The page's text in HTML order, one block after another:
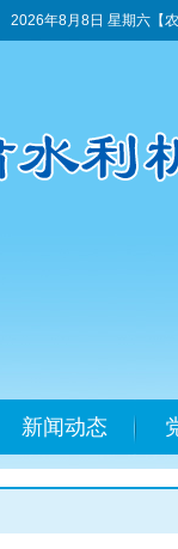
2026年8月8日 星期六 【
新闻动态